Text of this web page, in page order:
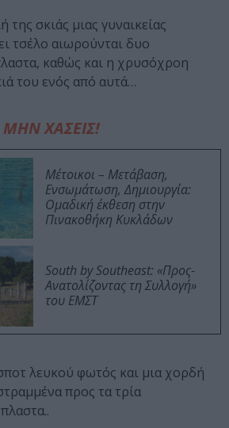
σκιάς μιας γυναικείας
τσέλο αιωρούνται δυο
καθώς και η χρυσόχροη
του ενός από αυτά…
ΜΗΝ ΧΑΣΕΙΣ!
Μέτοικοι – Μετάβαση,
Ενσωμάτωση, Δημιουργία:
Ομαδική έκθεση στην
Πινακοθήκη Κυκλάδων
South by Southeast: «Προς-
Ανατολίζοντας τη Συλλογή»
του ΕΜΣΤ
λευκού φωτός και μια χορδή
προς τα τρία